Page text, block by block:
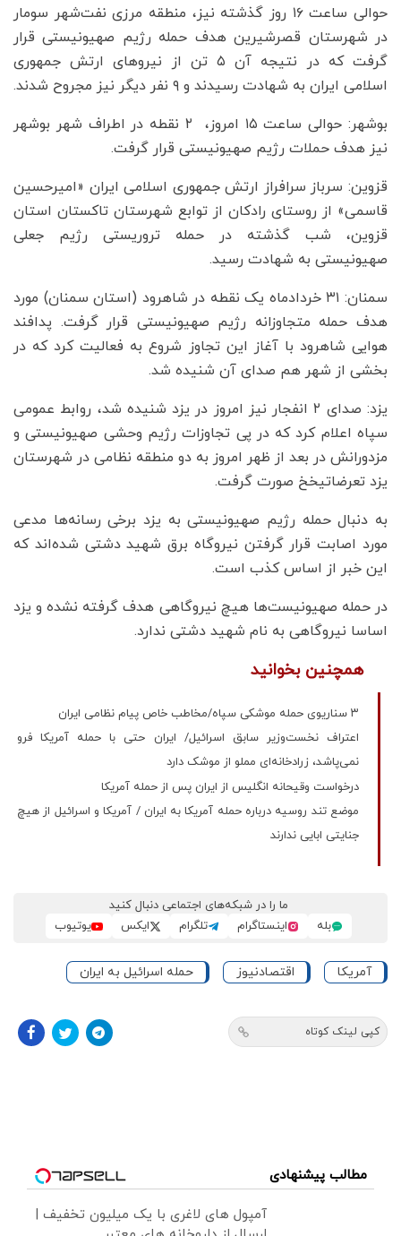
حوالی ساعت ۱۶ روز گذشته نیز، منطقه مرزی نفت‌شهر سومار
در شهرستان قصرشیرین هدف حمله رژیم صهیونیستی قرار
گرفت که در نتیجه آن ۵ تن از نیروهای ارتش جمهوری
اسلامی ایران به شهادت رسیدند و ۹ نفر دیگر نیز مجروح شدند.
بوشهر: حوالی ساعت ۱۵ امروز، ‌ ۲ نقطه در اطراف شهر بوشهر
نیز هدف حملات رژیم صهیونیستی قرار گرفت.
قزوین: سرباز سرافراز ارتش جمهوری اسلامی ایران «امیرحسین
قاسمی» از روستای رادکان از توابع شهرستان تاکستان استان
قزوین، شب گذشته در حمله تروریستی رژیم جعلی
صهیونیستی به شهادت رسید.
سمنان: ۳۱ خردادماه یک نقطه در شاهرود (استان سمنان) مورد
هدف حمله متجاوزانه رژیم صهیونیستی قرار گرفت. پدافند
هوایی شاهرود با آغاز این تجاوز شروع به فعالیت کرد که در
بخشی از شهر هم صدای آن شنیده شد.
یزد: صدای ٢ انفجار نیز امروز در یزد شنیده شد، روابط عمومی
سپاه اعلام کرد که در پی تجاوزات رژیم وحشی صهیونیستی و
مزدورانش در بعد از ظهر امروز به دو منطقه نظامی در شهرستان
یزد تعرضاتیخخ صورت گرفت.
به دنبال حمله رژیم صهیونیستی به یزد برخی رسانه‌ها مدعی
مورد اصابت قرار گرفتن نیروگاه برق شهید دشتی شده‌اند که
این خبر از اساس کذب است.
در حمله صهیونیست‌ها هیچ نیروگاهی هدف گرفته نشده و یزد
اساسا نیروگاهی به نام شهید دشتی ندارد.
همچنین بخوانید
۳ سناریوی حمله موشکی سپاه/مخاطب خاص پیام نظامی ایران
اعتراف نخست‌وزیر سابق اسرائیل/ ایران حتی با حمله آمریکا فرو
نمی‌پاشد، زرادخانه‌ای مملو از موشک دارد
درخواست وقیحانه انگلیس از ایران پس از حمله آمریکا
موضع تند روسیه درباره حمله آمریکا به ایران / آمریکا و اسرائیل از هیچ
جنایتی ابایی ندارند
ما را در شبکه‌های اجتماعی دنبال کنید
بله
اینستاگرام تلگرام ایکس یوتیوب
آمریکا اقتصادنیوز حمله اسرائیل به ایران
کپی لینک کوتاه
مطالب پیشنهادی
آمپول های لاغری با یک میلیون تخفیف |